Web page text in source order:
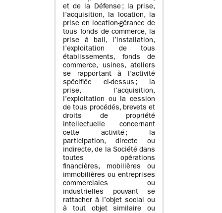
et de la Défense ; la prise,
l’acquisition, la location, la
prise en location-gérance de
tous fonds de commerce, la
prise à bail, l’installation,
l’exploitation de tous
établissements, fonds de
commerce, usines, ateliers
se rapportant à l’activité
spécifiée ci-dessus ; la
prise, l’acquisition,
l’exploitation ou la cession
de tous procédés, brevets et
droits de propriété
intellectuelle concernant
cette activité ; la
participation, directe ou
indirecte, de la Société dans
toutes opérations
financières, mobilières ou
immobilières ou entreprises
commerciales ou
industrielles pouvant se
rattacher à l’objet social ou
à tout objet similaire ou